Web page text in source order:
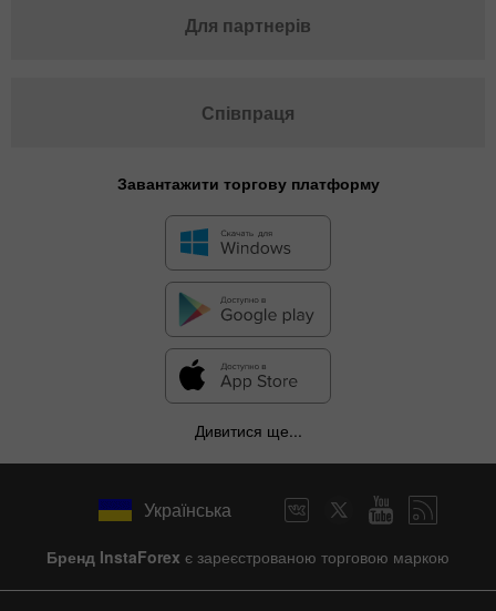
Для партнерів
Співпраця
Завантажити торгову платформу
Дивитися ще...
Українська
Бренд InstaForex є зареєстрованою торговою маркою